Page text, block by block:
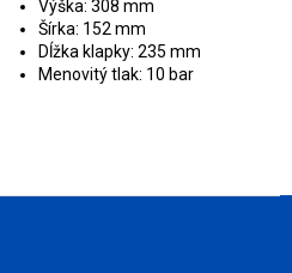
Výška: 308 mm
Šírka: 152 mm
Dĺžka klapky: 235 mm
Menovitý tlak: 10 bar